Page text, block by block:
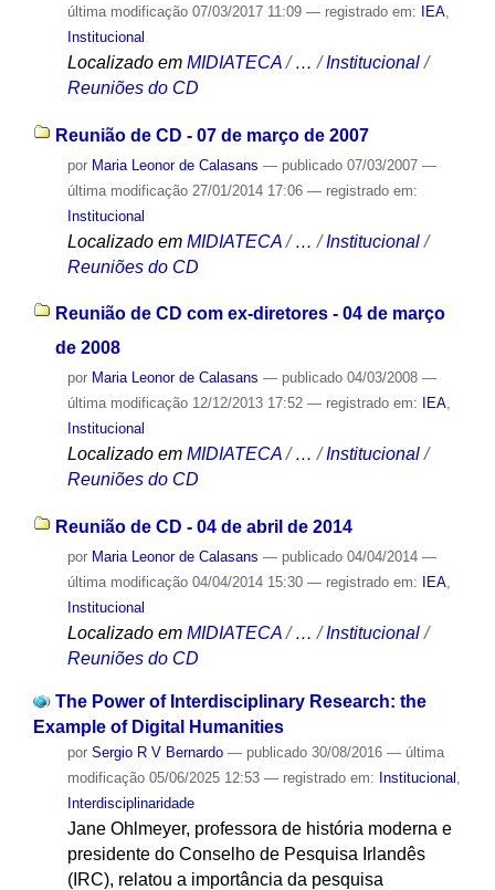
última modificação07/03/2017 11:09 — registrado em: IEA,
Institucional
Localizado em MIDIATECA /…/Institucional /
Reuniões do CD
Reunião de CD - 07 de março de 2007
por Maria Leonor de Calasans — publicado07/03/2007 —
última modificação27/01/2014 17:06 — registrado em:
Institucional
Localizado em MIDIATECA /…/Institucional /
Reuniões do CD
Reunião de CD com ex-diretores - 04 de março
de 2008
por Maria Leonor de Calasans — publicado04/03/2008 —
última modificação12/12/2013 17:52 — registrado em: IEA,
Institucional
Localizado em MIDIATECA / …/Institucional /
Reuniões do CD
Reunião de CD - 04 de abril de 2014
por Maria Leonor de Calasans — publicado04/04/2014 —
última modificação04/04/2014 15:30 — registrado em: IEA,
Institucional
Localizado em MIDIATECA /…/Institucional /
Reuniões do CD
The Power of Interdisciplinary Research: the
Example of Digital Humanities
por Sergio R V Bernardo — publicado30/08/2016 — última
modificação05/06/2025 12:53 — registrado em: Institucional
Interdisciplinaridade
Jane Ohlmeyer, professora de história moderna e
presidente do Conselho de Pesquisa Irlandês
(IRC), relatou a importância da pesquisa